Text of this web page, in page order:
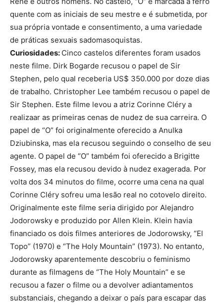
quente com as iniciais de seu mestre e é submetida, por
sua própria vontade e consentimento, a uma variedade
de práticas sexuais sadomasoquistas.
Curiosidades: Cinco castelos diferentes foram usados ​​
neste filme. Dirk Bogarde recusou o papel de Sir
Stephen, pelo qual receberia US$ 350.000 por doze dias
de trabalho. Christopher Lee também recusou o papel de
Sir Stephen. Este filme levou a atriz Corinne Cléry a
realizaar as primeiras cenas de nudez de sua carreira. O
papel de “O” foi originalmente oferecido a Anulka
Dziubinska, mas ela recusou seguindo o conselho de seu
agente. O papel de “O” também foi oferecido a Brigitte
Fossey, mas ela recusou devido à nudez exagerada. Por
volta dos 34 minutos do filme, ocorre uma cena na qual
Corinne Cléry sofreu uma lesão real no cotovelo direito.
Originalmente este filme seria dirigido por Alejandro
Jodorowsky e produzido por Allen Klein. Klein havia
financiado os dois filmes anteriores de Jodorowsky, “El
Topo” (1970) e “The Holy Mountain” (1973). No entanto,
Jodorowsky aparentemente descobriu o feminismo
durante as filmagens de “The Holy Mountain” e se
recusou a fazer o filme ou a devolver adiantamentos
substanciais, chegando a deixar o país para escapar das